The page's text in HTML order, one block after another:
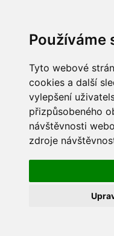
Používáme
Tyto webové
cookies a další
vylepšení
přizpůsobeného
návštěvnosti
zdroje